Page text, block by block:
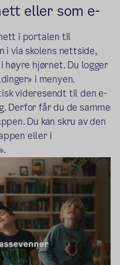
eller som e-
i portalen til
i via skolens nettside,
høyre hjørnet. Du logger
i menyen.
videresendt til den e-
Derfor får du de samme
Du kan skru av den
eller i